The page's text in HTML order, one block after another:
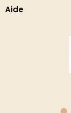
Aide